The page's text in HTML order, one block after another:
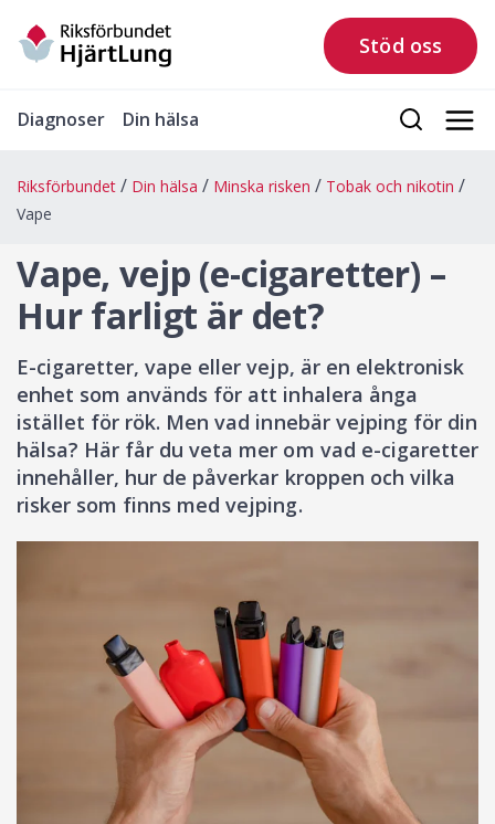
Stöd oss
Diagnoser Din hälsa
Riksförbundet Din hälsa Minska risken
Tobak och nikotin
Vape
Vape, vejp (e-cigaretter) –
Hur farligt är det?
E-cigaretter, vape eller vejp, är en elektronisk
enhet som används för att inhalera ånga
istället för rök. Men vad innebär vejping för din
hälsa? Här får du veta mer om vad e-cigaretter
innehåller, hur de påverkar kroppen och vilka
risker som finns med vejping.